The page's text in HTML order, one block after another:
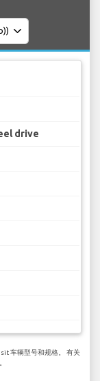
drive
车辆型号和规格。 有关